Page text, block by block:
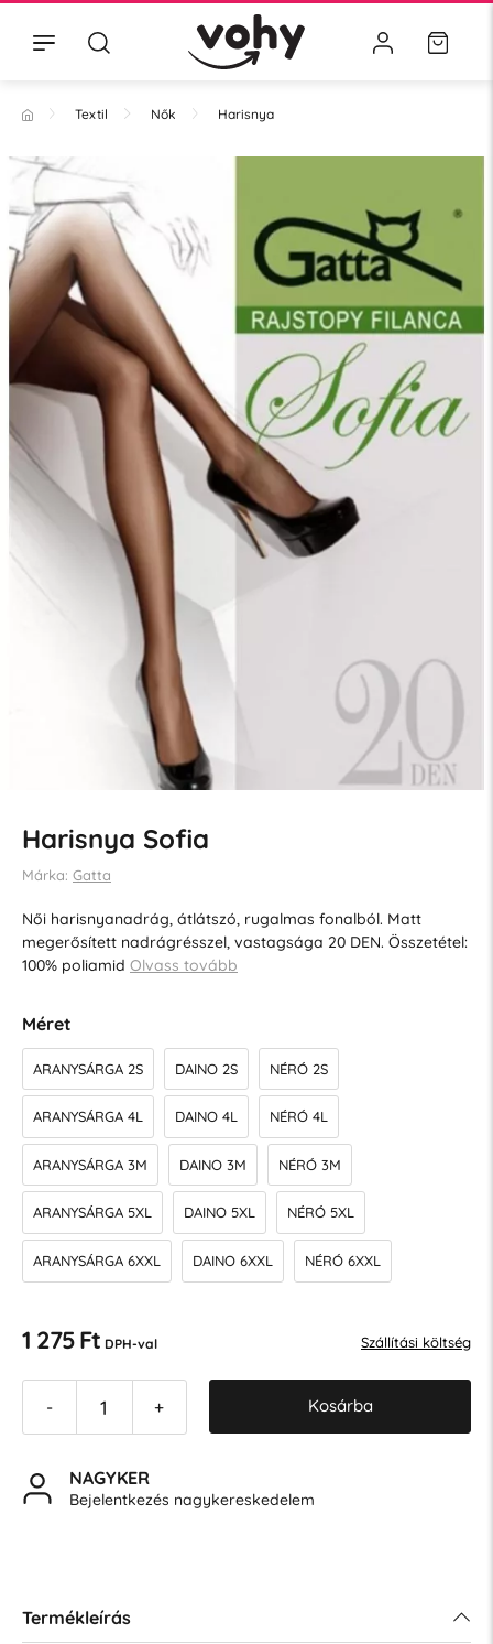
Textil Nők Harisnya
Harisnya Sofia
Márka: Gatta
Női harisnyanadrág, átlátszó, rugalmas fonalból. Matt
megerősített nadrágrésszel, vastagsága 20 DEN. Összetétel:
100% poliamid Olvass tovább
Méret
ARANYSÁRGA 2S DAINO 2S NÉRÓ 2S
ARANYSÁRGA 4L DAINO 4L NÉRÓ 4L
ARANYSÁRGA 3M DAINO 3M NÉRÓ 3M
ARANYSÁRGA 5XL DAINO 5XL NÉRÓ 5XL
ARANYSÁRGA 6XXL DAINO 6XXL NÉRÓ 6XXL
1 275 Ft DPH-val Szállítási költség
- + Kosárba
NAGYKER
Bejelentkezés nagykereskedelem
Termékleírás